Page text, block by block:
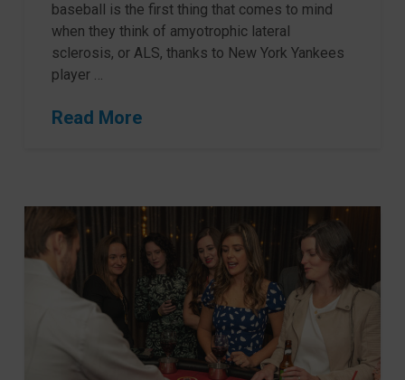
baseball is the first thing that comes to mind
when they think of amyotrophic lateral
sclerosis, or ALS, thanks to New York Yankees
player …
Read More